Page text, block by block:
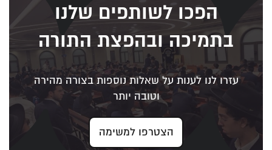
הפכו לשותפים שלנו
בתמיכה ובהפצת התורה
עזרו לנו לענות על שאלות נוספות בצורה מהירה
וטובה יותר
הצטרפו למשימה